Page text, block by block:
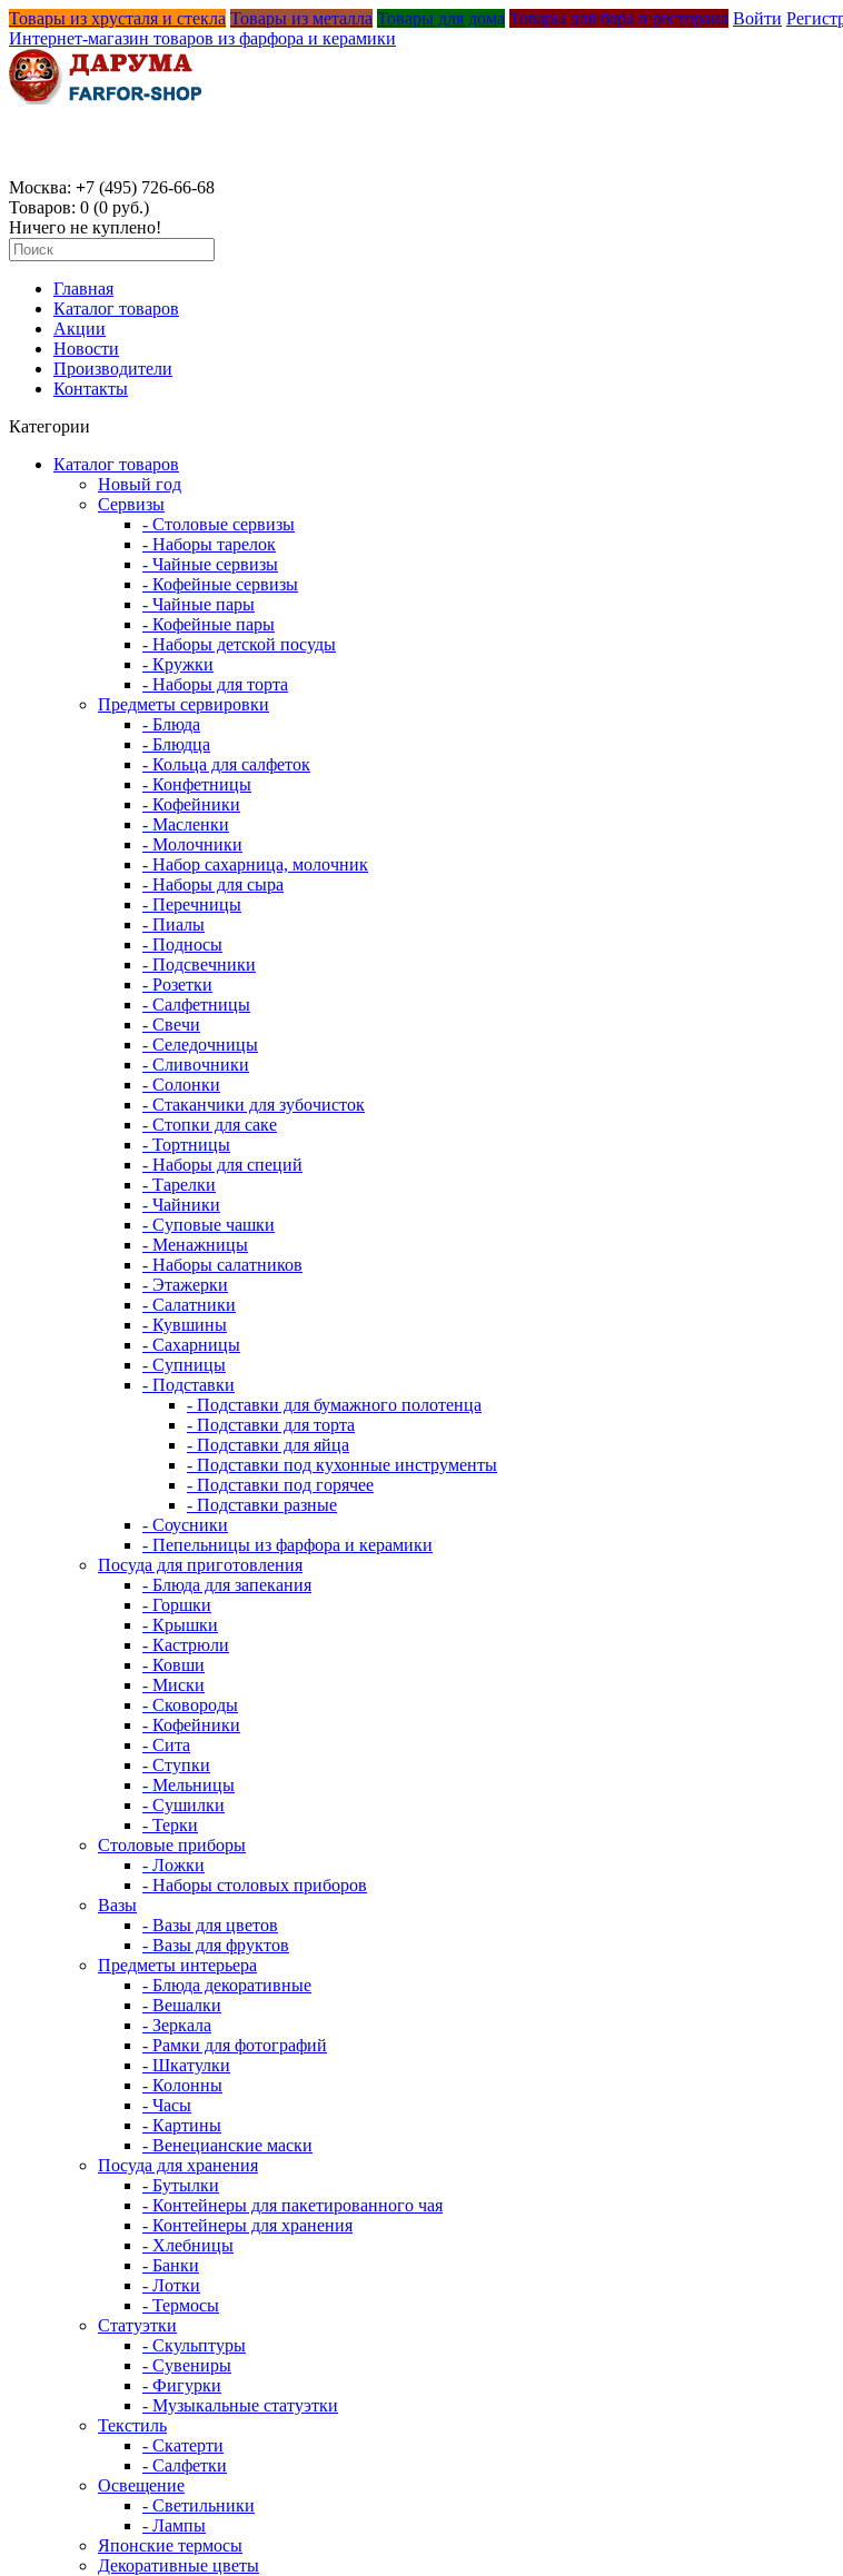
Товары из хрусталя и стекла Товары из металла Товары для дома Товары для бара и ресторана Войти
Интернет-магазин товаров из фарфора и керамики
Москва: +7 (495) 726-66-68
Товаров: 0 (0 руб.)
Ничего не куплено!
Главная
Каталог товаров
Акции
Новости
Производители
Контакты
Категории
Каталог товаров
Новый год
Сервизы
- Столовые сервизы
- Наборы тарелок
- Чайные сервизы
- Кофейные сервизы
- Чайные пары
- Кофейные пары
- Наборы детской посуды
- Кружки
- Наборы для торта
Предметы сервировки
- Блюда
- Блюдца
- Кольца для салфеток
- Конфетницы
- Кофейники
- Масленки
- Молочники
- Набор сахарница, молочник
- Наборы для сыра
- Перечницы
- Пиалы
- Подносы
- Подсвечники
- Розетки
- Салфетницы
- Свечи
- Селедочницы
- Сливочники
- Солонки
- Стаканчики для зубочисток
- Стопки для саке
- Тортницы
- Наборы для специй
- Тарелки
- Чайники
- Суповые чашки
- Менажницы
- Наборы салатников
- Этажерки
- Салатники
- Кувшины
- Сахарницы
- Супницы
- Подставки
- Подставки для бумажного полотенца
- Подставки для торта
- Подставки для яйца
- Подставки под кухонные инструменты
- Подставки под горячее
- Подставки разные
- Соусники
- Пепельницы из фарфора и керамики
Посуда для приготовления
- Блюда для запекания
- Горшки
- Крышки
- Кастрюли
- Ковши
- Миски
- Сковороды
- Кофейники
- Сита
- Ступки
- Мельницы
- Сушилки
- Терки
Столовые приборы
- Ложки
- Наборы столовых приборов
Вазы
- Вазы для цветов
- Вазы для фруктов
Предметы интерьера
- Блюда декоративные
- Вешалки
- Зеркала
- Рамки для фотографий
- Шкатулки
- Колонны
- Часы
- Картины
- Венецианские маски
Посуда для хранения
- Бутылки
- Контейнеры для пакетированного чая
- Контейнеры для хранения
- Хлебницы
- Банки
- Лотки
- Термосы
Статуэтки
- Скульптуры
- Сувениры
- Фигурки
- Музыкальные статуэтки
Текстиль
- Скатерти
- Салфетки
Освещение
- Светильники
- Лампы
Японские термосы
Декоративные цветы